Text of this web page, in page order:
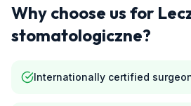
Why choose us for
stomatologiczne?
Internationally certified